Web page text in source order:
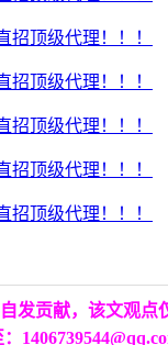
发贡献，该文观